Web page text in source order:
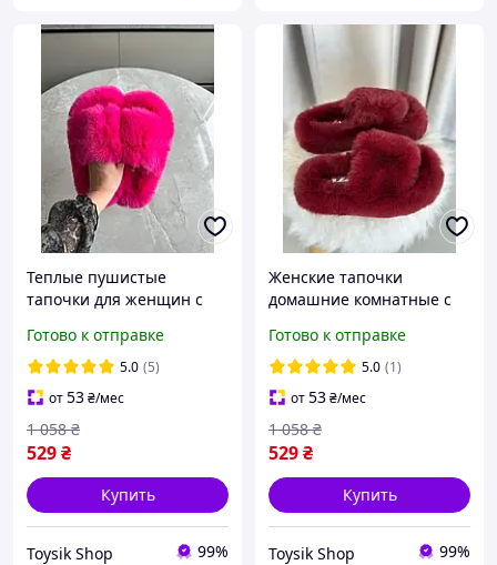
Теплые пушистые
тапочки для женщин с
ярком цвете фуксия
домашние комнатные
тапки женские мягкие
Готово к отправке
5.0 (5)
от53₴/мес
529₴
1 058 ₴
Купить
Toysik Shop 99%
Женские тапочки
домашние комнатные с
улицы дома бордовые
мягкие меховые
шлепанцы тапки тапочки
37 размер
Готово к отправке
5.0 (1)
от53₴/мес
529₴
1 058 ₴
Купить
Toysik Shop 99%